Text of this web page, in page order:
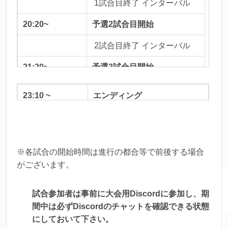
1試合目終了 インターバル
20:20~ 予選2試合目開始
2試合目終了 インターバル
21:20~ 予選3試合目開始
23:10 ~ エンディング
※各試合の開始時間は進行の都合等で前後する場合
がございます。
試合参加者は事前に大会用Discordに参加し、期
間中は必ずDiscordのチャットを確認できる状態
にしておいて下さい。